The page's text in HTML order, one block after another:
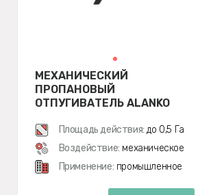
МЕХАНИЧЕСКИЙ
ПРОПАНОВЫЙ
ОТПУГИВАТЕЛЬ ALANKO
Площадь действия: до 0,5 Га
Воздействие: механическое
Применение: промышленное